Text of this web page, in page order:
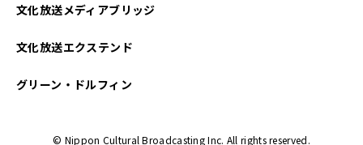
文化放送メディアブリッジ
文化放送エクステンド
グリーン・ドルフィン
© Nippon Cultural Broadcasting Inc. All rights reserved.